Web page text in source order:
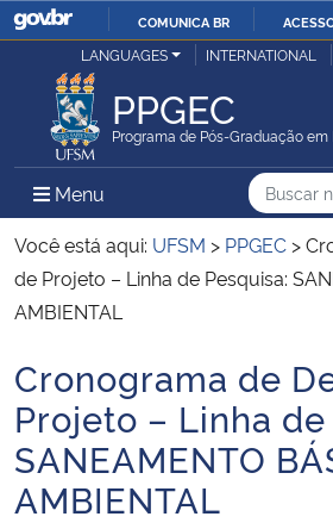
IR
COMUNICA BR
Ministério da Justiça e Segurança Pública
Ministério da Defesa
Ministério das Relações Exteriores
Ministério da Economia
Ministério da Infraestrutura
Ministério da Agricultura, Pecuária e
Ministério da Educação
LANGUAGES INTERNATIONAL
PPGEC
Programa de Pós-Graduação em
Menu Menu Principal do Sítio
Busca
Busca:
Você está aqui: UFSM > PPGEC >
de Projeto – Linha de Pesquisa:
AMBIENTAL
Início do conteúdo
Cronograma de
Projeto – Linha de
SANEAMENTO
AMBIENTAL